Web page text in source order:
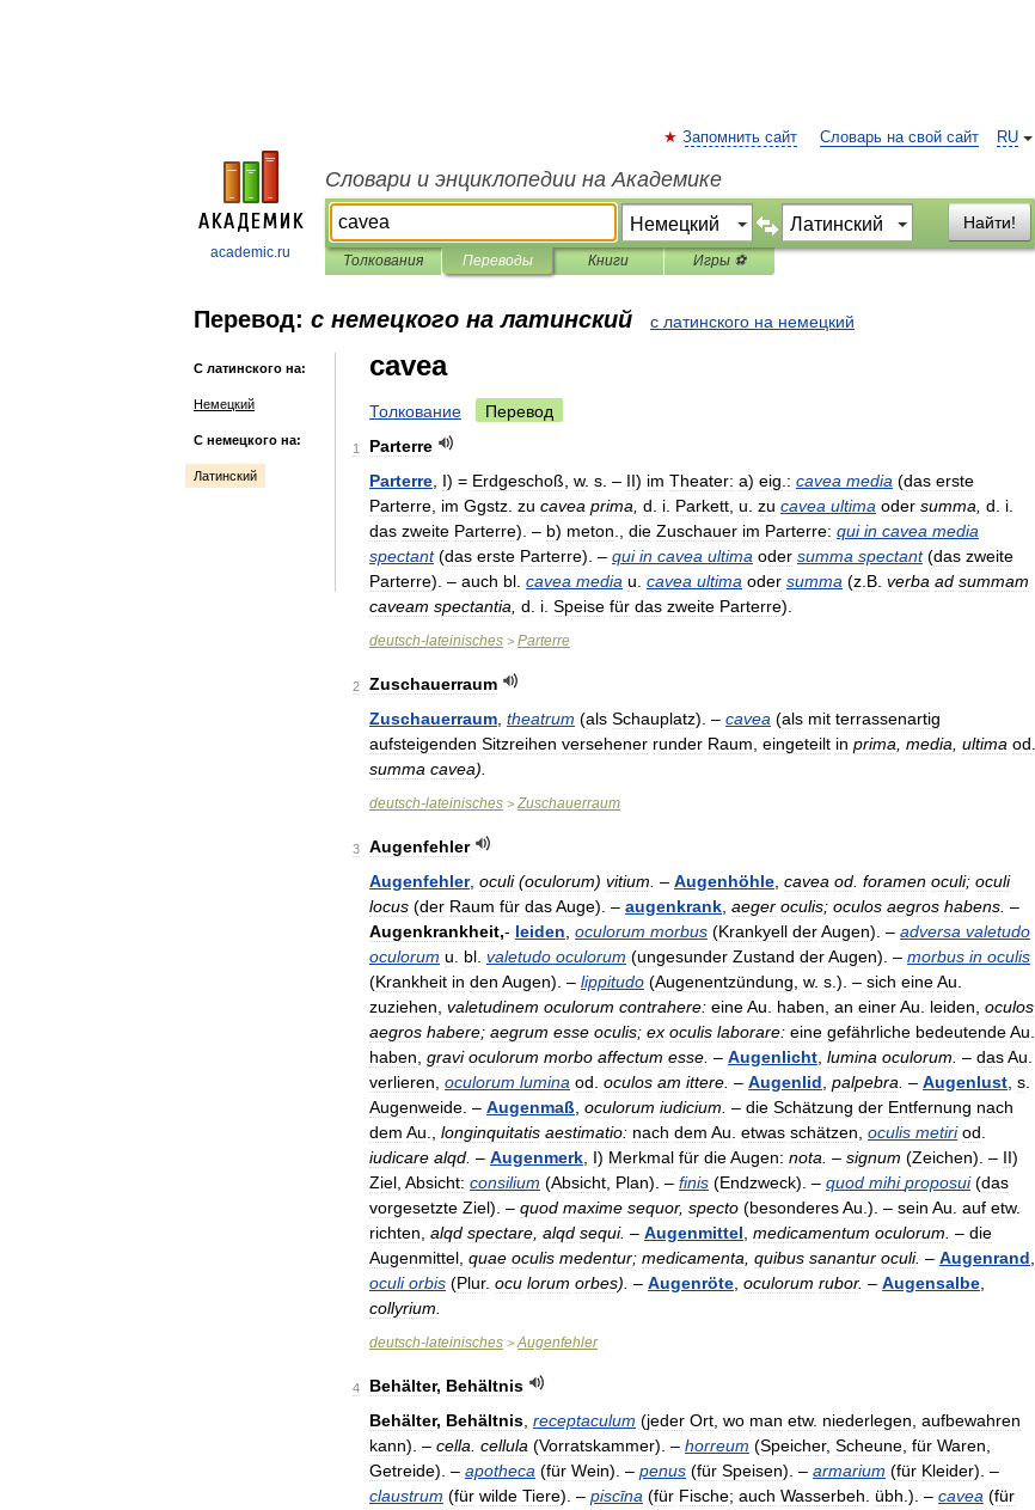
academic.ru
RU
Запомнить сайт Словарь на свой сайт
Словари и энциклопедии на Академике
Найти!
Толкования Переводы Книги Игры ⚽
Перевод: с немецкого на латинский с латинского на немецкий
С латинского на:
Немецкий
С немецкого на:
Латинский
cavea
Толкование Перевод
1
Parterre
Parterre I) = Erdgeschoß w. s . – II) im Theater: a) eig : cavea media (das erste
Parterre im Ggstz zu cavea prima d i Parkett u zu cavea ultima oder summa d i
das zweite Parterre). – b) meton die Zuschauer im Parterre: qui in cavea media
spectant(das erste Parterre). – qui in cavea ultima oder summa spectant(das zweite
Parterre). – auch bl cavea media u cavea ultima oder summa (z B verba ad summam
caveam spectantia d i Speise für das zweite Parterre).
deutsch-lateinisches > Parterre
2
Zuschauerraum
Zuschauerraum theatrum (als Schauplatz). – cavea (als mit terrassenartig
aufsteigenden Sitzreihen versehener runder Raum eingeteilt in prima media ultima od
summa cavea).
deutsch-lateinisches > Zuschauerraum
3
Augenfehler
Augenfehler, oculi(oculorum) vitium – Augenhöhle cavea od foramen oculi; oculi
locus (der Raum für dasAuge). – augenkrank aeger oculis; oculos aegros habens –
Augenkrankheit,- leiden oculorum morbus (Krankyell derAugen). – adversa valetudo
oculorum u bl valetudo oculorum (ungesunder Zustand derAugen). – morbus in oculis
(Krankheit in den Augen). – lippitudo (Augenentzündung w. s .). – sich eineAu
zuziehen valetudinem oculorum contrahere: eineAu haben an einerAu leiden oculos
aegros habere; aegrum esse oculis; ex oculis laborare: eine gefährliche bedeutendeAu
haben gravi oculorum morbo affectum esse – Augenlicht lumina oculorum – dasAu
verlieren oculorum lumina od oculos am ittere – Augenlid palpebra – Augenlust s
Augenweide . – Augenmaß oculorum iudicium – die Schätzung der Entfernung nach
dem Au longinquitatis aestimatio: nach dem Au etwas schätzen oculis metiri od
iudicare alqd – Augenmerk I) Merkmal für dieAugen: nota . – signum (Zeichen). – II)
Ziel Absicht: consilium (Absicht Plan). – finis (Endzweck). – quod mihi proposui(das
vorgesetzte Ziel). – quod maxime sequor, specto (besonderesAu .). – sein Au auf etw.
richten alqd spectare alqd sequi. – Augenmittel medicamentum oculorum – die
Augenmittel quae oculis medentur; medicamenta quibus sanantur oculi. – Augenrand
oculi orbis (Plur. ocu lorum orbes). – Augenröte oculorum rubor. – Augensalbe
collyrium
deutsch-lateinisches > Augenfehler
4 Behälter, Behältnis
Behälter, Behältnis receptaculum (jeder Ort wo man etw. niederlegen aufbewahren
kann). – cella cellula (Vorratskammer). – horreum (Speicher, Scheune für Waren
Getreide). – apotheca (für Wein). – penus (für Speisen). – armarium (für Kleider). –
claustrum (für wilde Tiere). – piscīna (für Fische; auch Wasserbeh übh .). – cavea (für